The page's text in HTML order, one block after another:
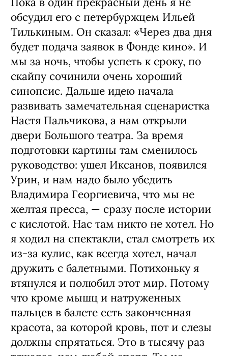
Я никогда им не был. Просто ходил на
балет как любой обыватель, раз в три
года. Но в какой-то момент меня
цепануло, и я подумал, что жажду
оказаться за кулисами и посмотреть,
как там все устроено. Мне хотелось
увидеть этих людей ближе, пожить
с ними чуть-чуть. Я говорил о
вероятном проекте с несколькими
сценаристами — все отвечали «Да,
круто», но ничего не происходило.
Пока в один прекрасный день я не
обсудил его с петербуржцем Ильей
Тилькиным. Он сказал: «Через два дня
будет подача заявок в Фонде кино». И
мы за ночь, чтобы успеть к сроку, по
скайпу сочинили очень хороший
синопсис. Дальше идею начала
развивать замечательная сценаристка
Настя Пальчикова, а нам открыли
двери Большого театра. За время
подготовки картины там сменилось
руководство: ушел Иксанов, появился
Урин, и нам надо было убедить